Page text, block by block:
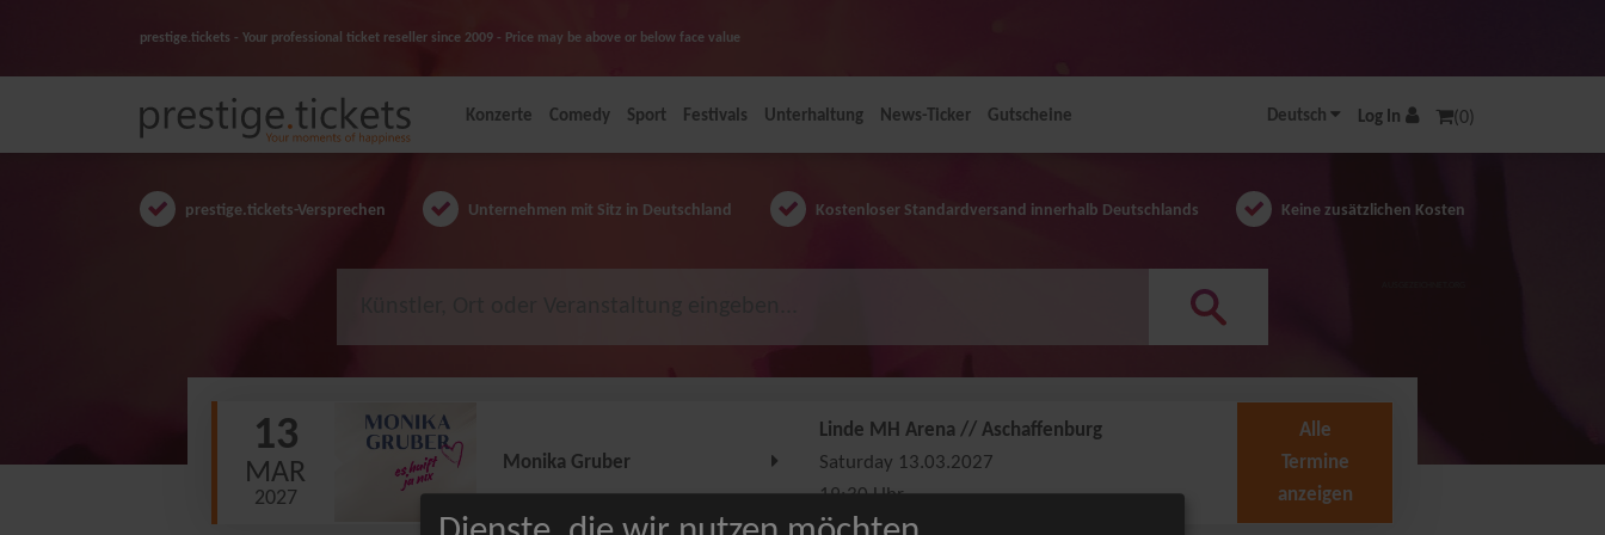
prestige.tickets - Your professional ticket reseller since 2009 - Price may be above or below face value
Deutsch Log In (0)
Konzerte Comedy Sport Festivals Unterhaltung News-Ticker Gutscheine
prestige.tickets-Versprechen Unternehmen mit Sitz in Deutschland Kostenloser Standardversand innerhalb Deutschlands Keine zusätzlichen Kosten
13
MAR
2027
Monika Gruber
Linde MH Arena // Aschaffenburg
Saturday 13.03.2027
19:30 Uhr
Alle
Termine
anzeigen